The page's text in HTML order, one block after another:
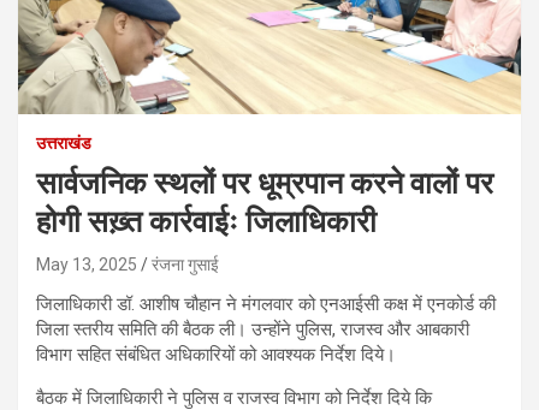
उत्तराखंड
सार्वजनिक स्थलों पर धूम्रपान करने वालों पर
होगी सख़्त कार्रवाईः जिलाधिकारी
May 13, 2025 रंजना गुसाई
जिलाधिकारी डॉ. आशीष चौहान ने मंगलवार को एनआईसी कक्ष में एनकोर्ड की
जिला स्तरीय समिति की बैठक ली। उन्होंने पुलिस, राजस्व और आबकारी
विभाग सहित संबंधित अधिकारियों को आवश्यक निर्देश दिये।
बैठक में जिलाधिकारी ने पुलिस व राजस्व विभाग को निर्देश दिये कि